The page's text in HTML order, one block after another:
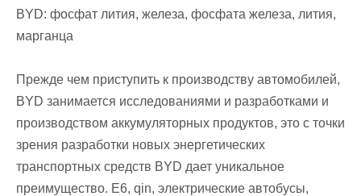
BYD: фосфат лития, железа, фосфата железа, лития,
марганца
Прежде чем приступить к производству автомобилей,
BYD занимается исследованиями и разработками и
производством аккумуляторных продуктов, это с точки
зрения разработки новых энергетических
транспортных средств BYD дает уникальное
преимущество. E6, qin, электрические автобусы,